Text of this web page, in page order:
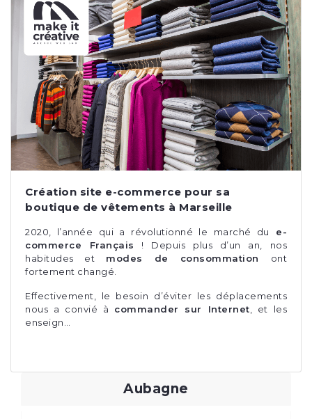
Création site e-commerce pour sa
boutique de vêtements à Marseille
2020, l’année qui a révolutionné le marché du
e-
commerce Français
! Depuis plus d’un an, nos
habitudes et modes de consommation ont
fortement changé.
Effectivement, le besoin d’éviter les déplacements
nous a convié à commander sur Internet , et les
enseign…
Aubagne